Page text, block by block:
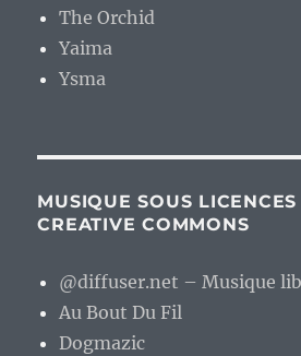
The Orchid
Yaima
Ysma
MUSIQUE SOUS
CREATIVE COMMONS
@diffuser.net – Musique
Au Bout Du Fil
Dogmazic